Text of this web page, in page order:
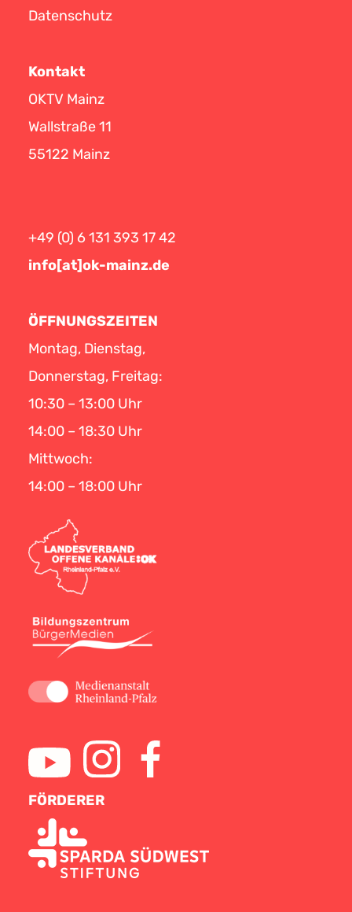
Datenschutz
Kontakt
OKTV Mainz
Wallstraße 11
55122 Mainz
+49 (0) 6 131 393 17 42
info[at]ok-mainz.de
ÖFFNUNGSZEITEN
Montag, Dienstag,
Donnerstag, Freitag:
10:30 – 13:00 Uhr
14:00 – 18:30 Uhr
Mittwoch:
14:00 – 18:00 Uhr
FÖRDERER